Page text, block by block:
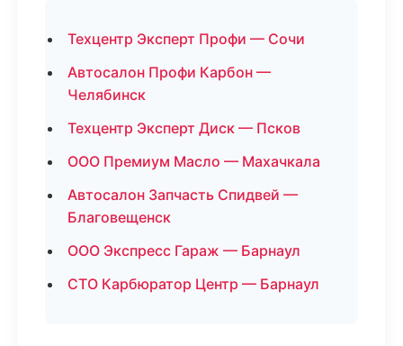
Техцентр Эксперт Профи — Сочи
Автосалон Профи Карбон —
Челябинск
Техцентр Эксперт Диск — Псков
ООО Премиум Масло — Махачкала
Автосалон Запчасть Спидвей —
Благовещенск
ООО Экспресс Гараж — Барнаул
СТО Карбюратор Центр — Барнаул